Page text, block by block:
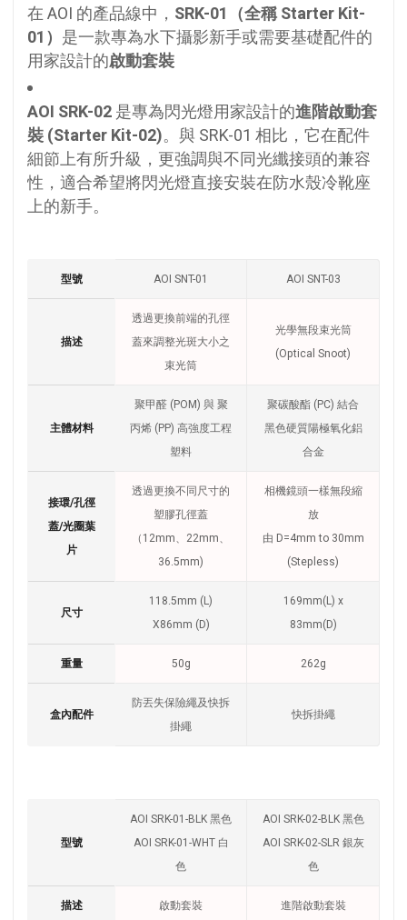
在 AOI 的產品線中， SRK-01（全稱 Starter Kit-
01） 是一款專為水下攝影新手或需要基礎配件的
用家設計的啟動套裝
AOI SRK-02是專為閃光燈用家設計的進階啟動套
裝 (Starter Kit-02)。與 SRK-01 相比，它在配件
細節上有所升級，更強調與不同光纖接頭的兼容
性，適合希望將閃光燈直接安裝在防水殼冷靴座
上的新手。
型號 AOI SNT-01 AOI SNT-03
描述
透過更換前端的孔徑
蓋來調整光斑大小之
束光筒
光學無段束光筒
(Optical Snoot)
主體材料
聚甲醛 (POM) 與 聚
丙烯 (PP) 高強度工程
塑料
聚碳酸酯 (PC) 結合
黑色硬質陽極氧化鋁
合金
接環/孔徑
蓋/光圈葉
片
透過更換不同尺寸的
塑膠孔徑蓋
（12mm、22mm、
36.5mm)
相機鏡頭一樣無段縮
放
由 D=4mm to 30mm
(Stepless)
尺寸
118.5mm (L)
X86mm (D)
169mm(L) x
83mm(D)
重量 50g 262g
盒內配件
防丟失保險繩及快拆
掛繩
快拆掛繩
型號
AOI SRK-01-BLK 黑色
AOI SRK-01-WHT 白
色
AOI SRK-02-BLK 黑色
AOI SRK-02-SLR 銀灰
色
描述 啟動套裝 進階啟動套裝